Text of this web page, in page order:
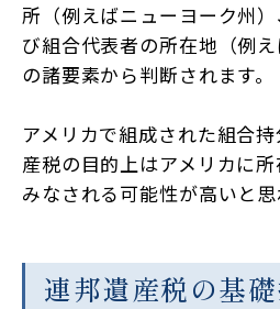
所（例えばニューヨーク州
び組合代表者の所在地（例
の諸要素から判断されます。
アメリカで組成された組合
産税の目的上はアメリカに
みなされる可能性が高いと思
連邦遺産税の基